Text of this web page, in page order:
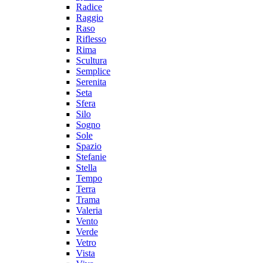
Radice
Raggio
Raso
Riflesso
Rima
Scultura
Semplice
Serenita
Seta
Sfera
Silo
Sogno
Sole
Spazio
Stefanie
Stella
Tempo
Terra
Trama
Valeria
Vento
Verde
Vetro
Vista